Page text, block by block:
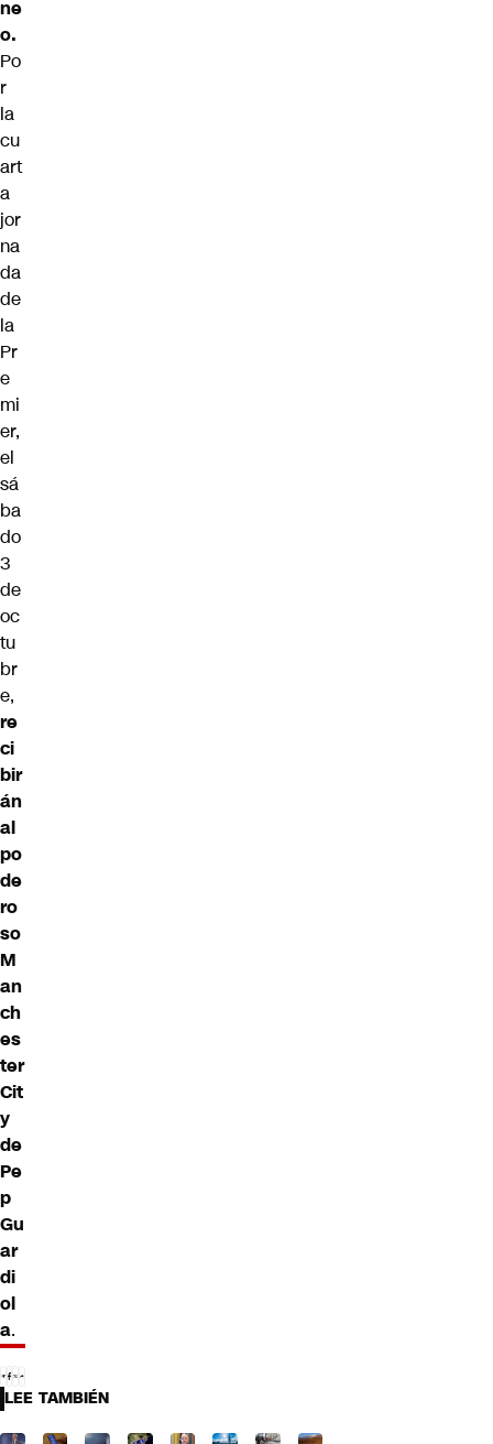
ne
o.
Po
r
la
cu
art
a
jor
na
da
de
la
Pr
e
mi
er,
el
sá
ba
do
3
de
oc
tu
br
e,
re
ci
bir
án
al
po
de
ro
so
M
an
ch
es
ter
Cit
y
de
Pe
p
Gu
ar
di
ol
a.
LEE TAMBIÉN